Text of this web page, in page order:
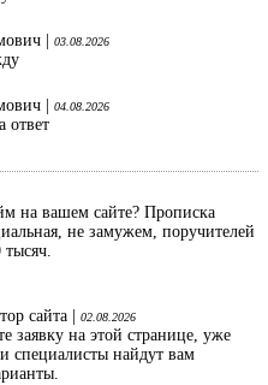
| 03.08.2026
| 04.08.2026
ответ
на вашем сайте? Прописка
не замужем, поручителей
тысяч.
сайта |
02.08.2026
заявку на этой странице, уже
специалисты найдут вам